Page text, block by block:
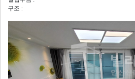
구조 :